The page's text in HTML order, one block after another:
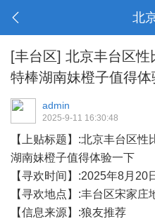
北
[丰台区] 北京丰台区性
特棒湖南妹橙子值得体
admin
2025-9-11 16:30:48
【上贴标题】:北京丰台区
湖南妹橙子值得体验一下
【寻欢时间】:2025年8月20
【寻欢地点】:丰台区宋家庄
【信息来源】:狼友推荐